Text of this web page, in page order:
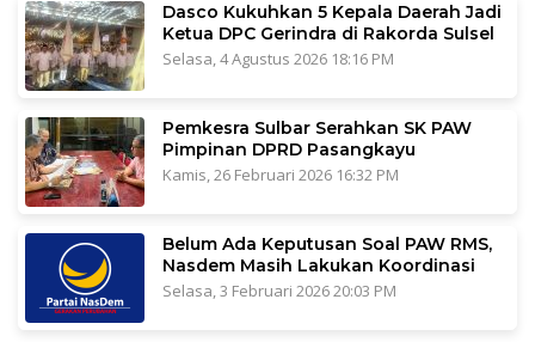
Dasco Kukuhkan 5 Kepala Daerah Jadi
Ketua DPC Gerindra di Rakorda Sulsel
Selasa, 4 Agustus 2026 18:16 PM
Pemkesra Sulbar Serahkan SK PAW
Pimpinan DPRD Pasangkayu
Kamis, 26 Februari 2026 16:32 PM
Belum Ada Keputusan Soal PAW RMS,
Nasdem Masih Lakukan Koordinasi
Selasa, 3 Februari 2026 20:03 PM